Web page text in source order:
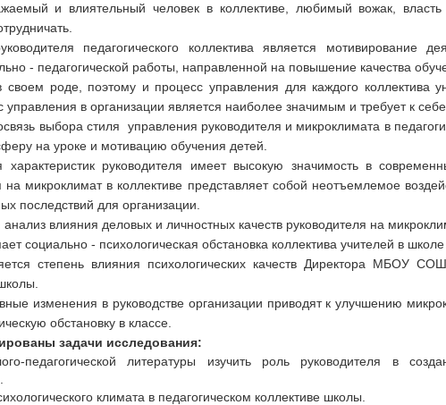
и влиятельный человек в коллективе, любимый вожак, власть
педагогического коллектива является мотивирование
- педагогической работы, направленной на повышение качества
своем роде, поэтому и процесс управления для каждого коллектива
в организации является наиболее значимым и требует к
выбора стиля управления руководителя и микроклимата в
на уроке и мотивацию обучения детей.
руководителя имеет высокую значимость в
на микроклимат в коллективе представляет собой неотъемлемое
последствий для организации.
анализ влияния деловых и личностных качеств руководителя на
социально - психологическая обстановка коллектива учителей в
степень влияния психологических качеств Директора МБОУ
изменения в руководстве организации приводят к улучшению
обстановку в классе.
задачи исследования:
педагогической литературы изучить роль руководителя в
климата в педагогическом коллективе школы.